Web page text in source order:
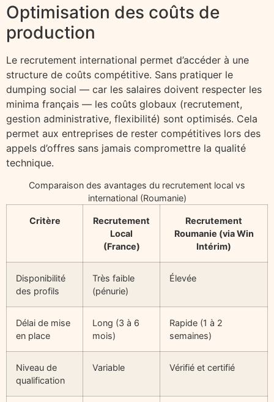
Optimisation des coûts de
production
Le recrutement international permet d’accéder à une
structure de coûts compétitive. Sans pratiquer le
dumping social — car les salaires doivent respecter les
minima français — les coûts globaux (recrutement,
gestion administrative, flexibilité) sont optimisés. Cela
permet aux entreprises de rester compétitives lors des
appels d’offres sans jamais compromettre la qualité
technique.
Comparaison des avantages du recrutement local vs
international (Roumanie)
Critère
Recrutement
Local
(France)
Recrutement
Roumanie (via Win
Intérim)
Disponibilité
des profils
Très faible
(pénurie)
Élevée
Délai de mise
en place
Long (3 à 6
mois)
Rapide (1 à 2
semaines)
Niveau de
qualification
Variable Vérifié et certifié